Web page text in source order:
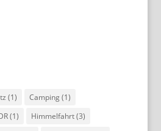
(1) Camping(1)
(1) Himmelfahrt(3)